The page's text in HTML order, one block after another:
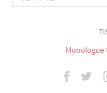
Monologue